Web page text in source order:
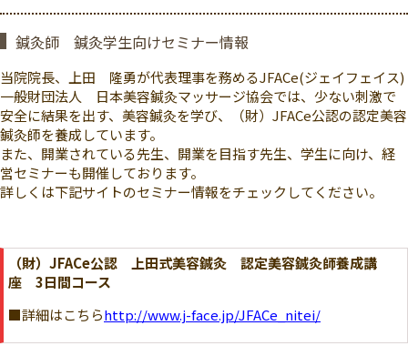
鍼灸師 鍼灸学生向けセミナー情報
当院院長、上田 隆勇が代表理事を務めるJFACe(ジェイフェイス)
一般財団法人 日本美容鍼灸マッサージ協会では、少ない刺激で
安全に結果を出す、美容鍼灸を学び、（財）JFACe公認の認定美容
鍼灸師を養成しています。
また、開業されている先生、開業を目指す先生、学生に向け、経
営セミナーも開催しております。
詳しくは下記サイトのセミナー情報をチェックしてください。
（財）JFACe公認 上田式美容鍼灸 認定美容鍼灸師養成講
座 3日間コース
■詳細はこちらhttp://www.j-face.jp/JFACe_nitei/